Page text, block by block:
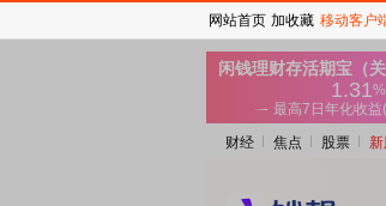
财经 焦点 股票
网站首页 加收藏 移动客户